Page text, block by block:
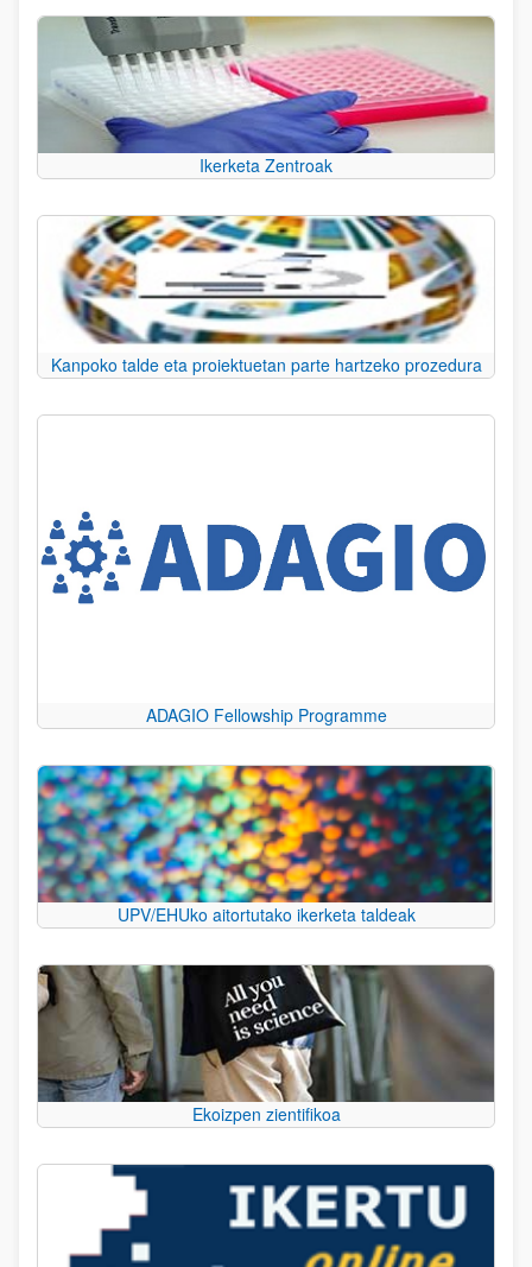
Ikerketa Zentroak
Kanpoko talde eta proiektuetan parte hartzeko prozedura
ADAGIO Fellowship Programme
UPV/EHUko aitortutako ikerketa taldeak
Ekoizpen zientifikoa